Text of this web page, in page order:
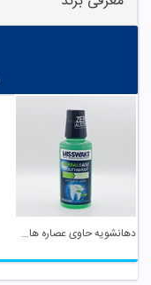
دهانشویه حاوی عصاره های گیاهی میسویک